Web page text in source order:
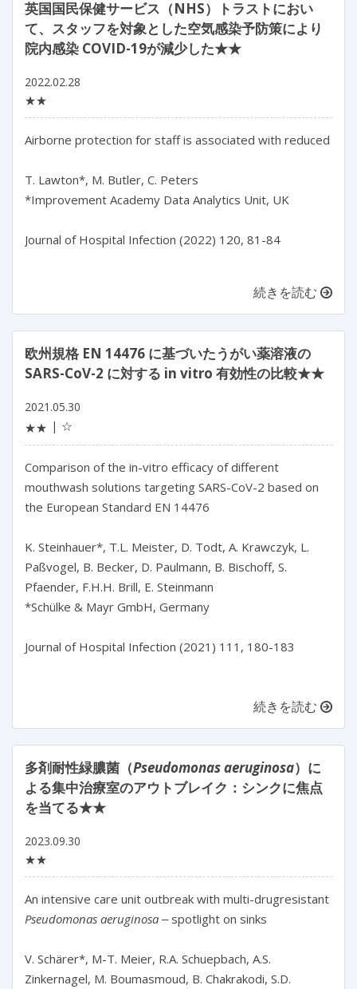
英国国民保健サービス（NHS）トラストにおい
て、スタッフを対象とした空気感染予防策により
院内感染 COVID-19が減少した★★
2022.02.28
★★
Airborne protection for staff is associated with reduced
T. Lawton*, M. Butler, C. Peters
*Improvement Academy Data Analytics Unit, UK
Journal of Hospital Infection (2022) 120, 81-84
続きを読む
欧州規格 EN 14476 に基づいたうがい薬溶液の
SARS-CoV-2 に対する in vitro 有効性の比較★★
2021.05.30
★★
☆
Comparison of the in-vitro efficacy of different
mouthwash solutions targeting SARS-CoV-2 based on
the European Standard EN 14476
K. Steinhauer*, T.L. Meister, D. Todt, A. Krawczyk, L.
Paßvogel, B. Becker, D. Paulmann, B. Bischoff, S.
Pfaender, F.H.H. Brill, E. Steinmann
*Schülke & Mayr GmbH, Germany
Journal of Hospital Infection (2021) 111, 180-183
続きを読む
多剤耐性緑膿菌（Pseudomonas aeruginosa）に
よる集中治療室のアウトブレイク：シンクに焦点
を当てる★★
2023.09.30
★★
Pseudomonas aeruginosa ‒ spotlight on sinks
V. Schärer*, M-T. Meier, R.A. Schuepbach, A.S.
Zinkernagel, M. Boumasmoud, B. Chakrakodi, S.D.